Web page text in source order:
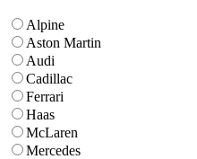
Alpine
Aston Martin
Audi
Cadillac
Ferrari
Haas
McLaren
Mercedes